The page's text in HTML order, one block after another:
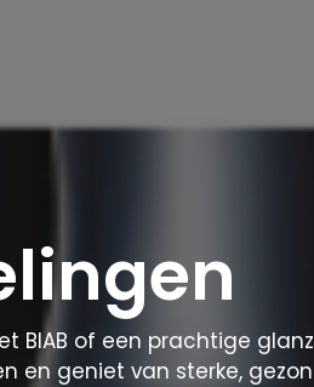
BIAB of een prachtige
en geniet van sterke,